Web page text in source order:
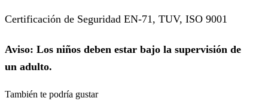
Certificación de Seguridad EN-71, TUV, ISO 9001
Aviso: Los niños deben estar bajo la supervisión de
un adulto.
También te podría gustar